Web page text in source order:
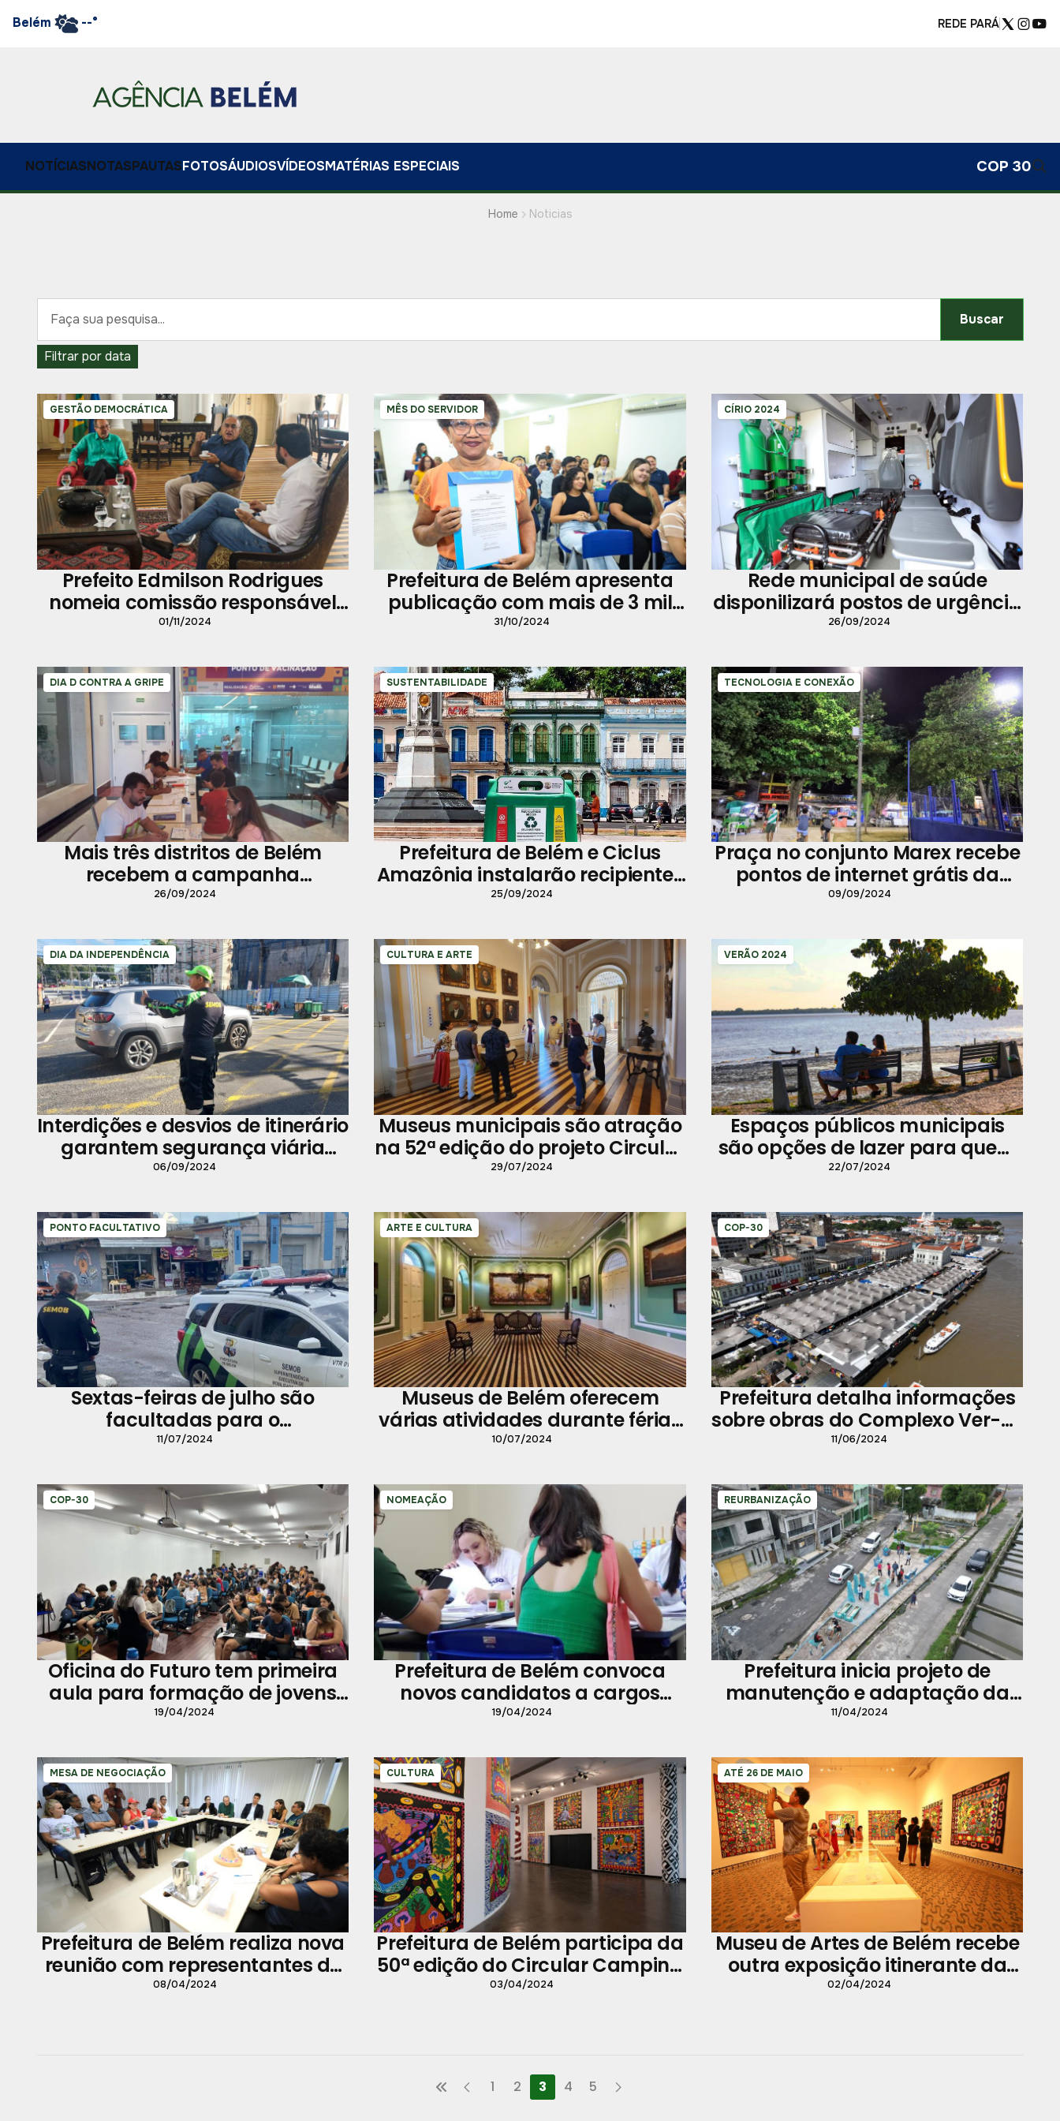
Belém --° REDE PARÁ
NOTÍCIASNOTASPAUTASFOTOSÁUDIOSVÍDEOSMATÉRIAS ESPECIAIS COP 30
Home Noticias
Buscar
Filtrar por data
GESTÃO DEMOCRÁTICA
Prefeito Edmilson Rodrigues
nomeia comissão responsável
pela transição de governo
01/11/2024
MÊS DO SERVIDOR
Prefeitura de Belém apresenta
publicação com mais de 3 mil
processos de servidores
31/10/2024
CÍRIO 2024
Rede municipal de saúde
disponilizará postos de urgência
e emergência na Trasladação e
26/09/2024
DIA D CONTRA A GRIPE
Mais três distritos de Belém
recebem a campanha
municipal de vacinação contra
26/09/2024
SUSTENTABILIDADE
Prefeitura de Belém e Ciclus
Amazônia instalarão recipientes
para depósito de materiais
25/09/2024
TECNOLOGIA E CONEXÃO
Praça no conjunto Marex recebe
pontos de internet grátis da
Prefeitura de Belém
09/09/2024
DIA DA INDEPENDÊNCIA
Interdições e desvios de itinerário
garantem segurança viária
durante o desfile de 7 de
06/09/2024
CULTURA E ARTE
Museus municipais são atração
na 52ª edição do projeto Circular
Campina Cidade Velha
29/07/2024
VERÃO 2024
Espaços públicos municipais
são opções de lazer para quem
fica em Belém no mês de julho
22/07/2024
PONTO FACULTATIVO
Sextas-feiras de julho são
facultadas para o
funcionalismo público no
11/07/2024
ARTE E CULTURA
Museus de Belém oferecem
várias atividades durante férias
de julho
10/07/2024
COP-30
Prefeitura detalha informações
sobre obras do Complexo Ver-o-
Peso e av. Júlio César
11/06/2024
COP-30
Oficina do Futuro tem primeira
aula para formação de jovens
programadores
19/04/2024
NOMEAÇÃO
Prefeitura de Belém convoca
novos candidatos a cargos
efetivos na administração
19/04/2024
REURBANIZAÇÃO
Prefeitura inicia projeto de
manutenção e adaptação da
Praça Laudemar Rosário, na
11/04/2024
MESA DE NEGOCIAÇÃO
Prefeitura de Belém realiza nova
reunião com representantes de
servidores municipais
08/04/2024
CULTURA
Prefeitura de Belém participa da
50ª edição do Circular Campina
Cidade Velha
03/04/2024
ATÉ 26 DE MAIO
Museu de Artes de Belém recebe
outra exposição itinerante da
"Bienal de Artes de São Paulo"
02/04/2024
1 2 3 4 5